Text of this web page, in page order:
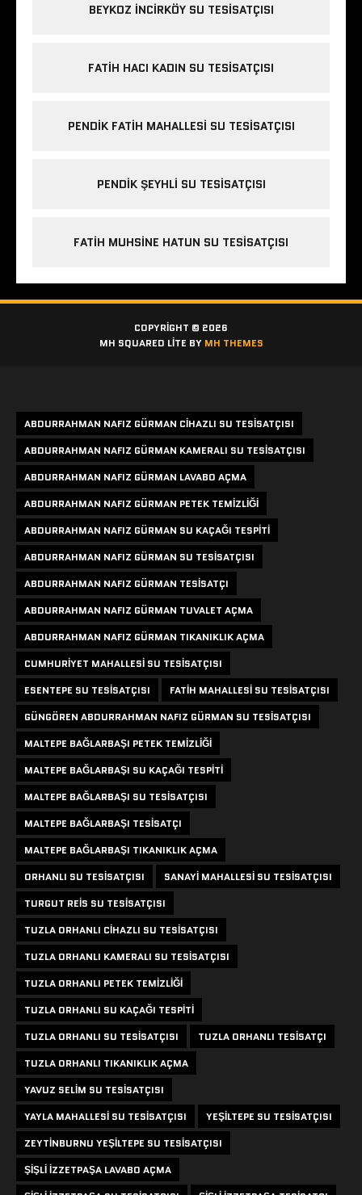
BEYKOZ INCIRKÖY SU TESISATÇISI
FATIH HACI KADIN SU TESISATÇISI
PENDIK FATIH MAHALLESI SU TESISATÇISI
PENDIK ŞEYHLI SU TESISATÇISI
FATIH MUHSINE HATUN SU TESISATÇISI
COPYRIGHT © 2026
MH SQUARED LITE BY MH THEMES
ABDURRAHMAN NAFIZ GÜRMAN CIHAZLI SU TESISATÇISI
ABDURRAHMAN NAFIZ GÜRMAN KAMERALI SU TESISATÇISI
ABDURRAHMAN NAFIZ GÜRMAN LAVABO AÇMA
ABDURRAHMAN NAFIZ GÜRMAN PETEK TEMIZLIĞI
ABDURRAHMAN NAFIZ GÜRMAN SU KAÇAĞI TESPITI
ABDURRAHMAN NAFIZ GÜRMAN SU TESISATÇISI
ABDURRAHMAN NAFIZ GÜRMAN TESISATÇI
ABDURRAHMAN NAFIZ GÜRMAN TUVALET AÇMA
ABDURRAHMAN NAFIZ GÜRMAN TIKANIKLIK AÇMA
CUMHURIYET MAHALLESI SU TESISATÇISI
ESENTEPE SU TESISATÇISI
FATIH MAHALLESI SU TESISATÇISI
GÜNGÖREN ABDURRAHMAN NAFIZ GÜRMAN SU TESISATÇISI
MALTEPE BAĞLARBAŞI PETEK TEMIZLIĞI
MALTEPE BAĞLARBAŞI SU KAÇAĞI TESPITI
MALTEPE BAĞLARBAŞI SU TESISATÇISI
MALTEPE BAĞLARBAŞI TESISATÇI
MALTEPE BAĞLARBAŞI TIKANIKLIK AÇMA
ORHANLI SU TESISATÇISI
SANAYI MAHALLESI SU TESISATÇISI
TURGUT REIS SU TESISATÇISI
TUZLA ORHANLI CIHAZLI SU TESISATÇISI
TUZLA ORHANLI KAMERALI SU TESISATÇISI
TUZLA ORHANLI PETEK TEMIZLIĞI
TUZLA ORHANLI SU KAÇAĞI TESPITI
TUZLA ORHANLI SU TESISATÇISI
TUZLA ORHANLI TESISATÇI
TUZLA ORHANLI TIKANIKLIK AÇMA
YAVUZ SELIM SU TESISATÇISI
YAYLA MAHALLESI SU TESISATÇISI
YEŞILTEPE SU TESISATÇISI
ZEYTINBURNU YEŞILTEPE SU TESISATÇISI
ŞIŞLI IZZETPAŞA LAVABO AÇMA